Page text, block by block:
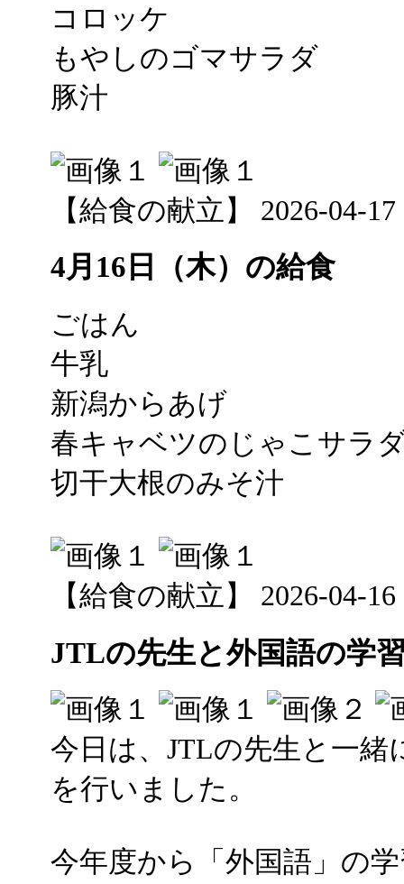
コロッケ
もやしのゴマサラダ
豚汁
【給食の献立】 2026-04-
4月16日（木）の給食
ごはん
牛乳
新潟からあげ
春キャベツのじゃこサ
切干大根のみそ汁
【給食の献立】 2026-04-
JTLの先生と外国語の学
今日は、JTLの先生と一緒
を行いました。
今年度から「外国語」の